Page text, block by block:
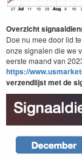
Overzicht
Doe nu mee door lid
onze signalen die we
eerste maand van
https://
verzendlijst met de